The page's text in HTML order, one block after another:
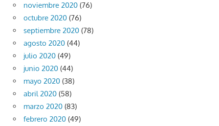
noviembre 2020 (76)
octubre 2020 (76)
septiembre 2020 (78)
agosto 2020 (44)
julio 2020 (49)
junio 2020 (44)
mayo 2020 (38)
abril 2020 (58)
marzo 2020 (83)
febrero 2020 (49)